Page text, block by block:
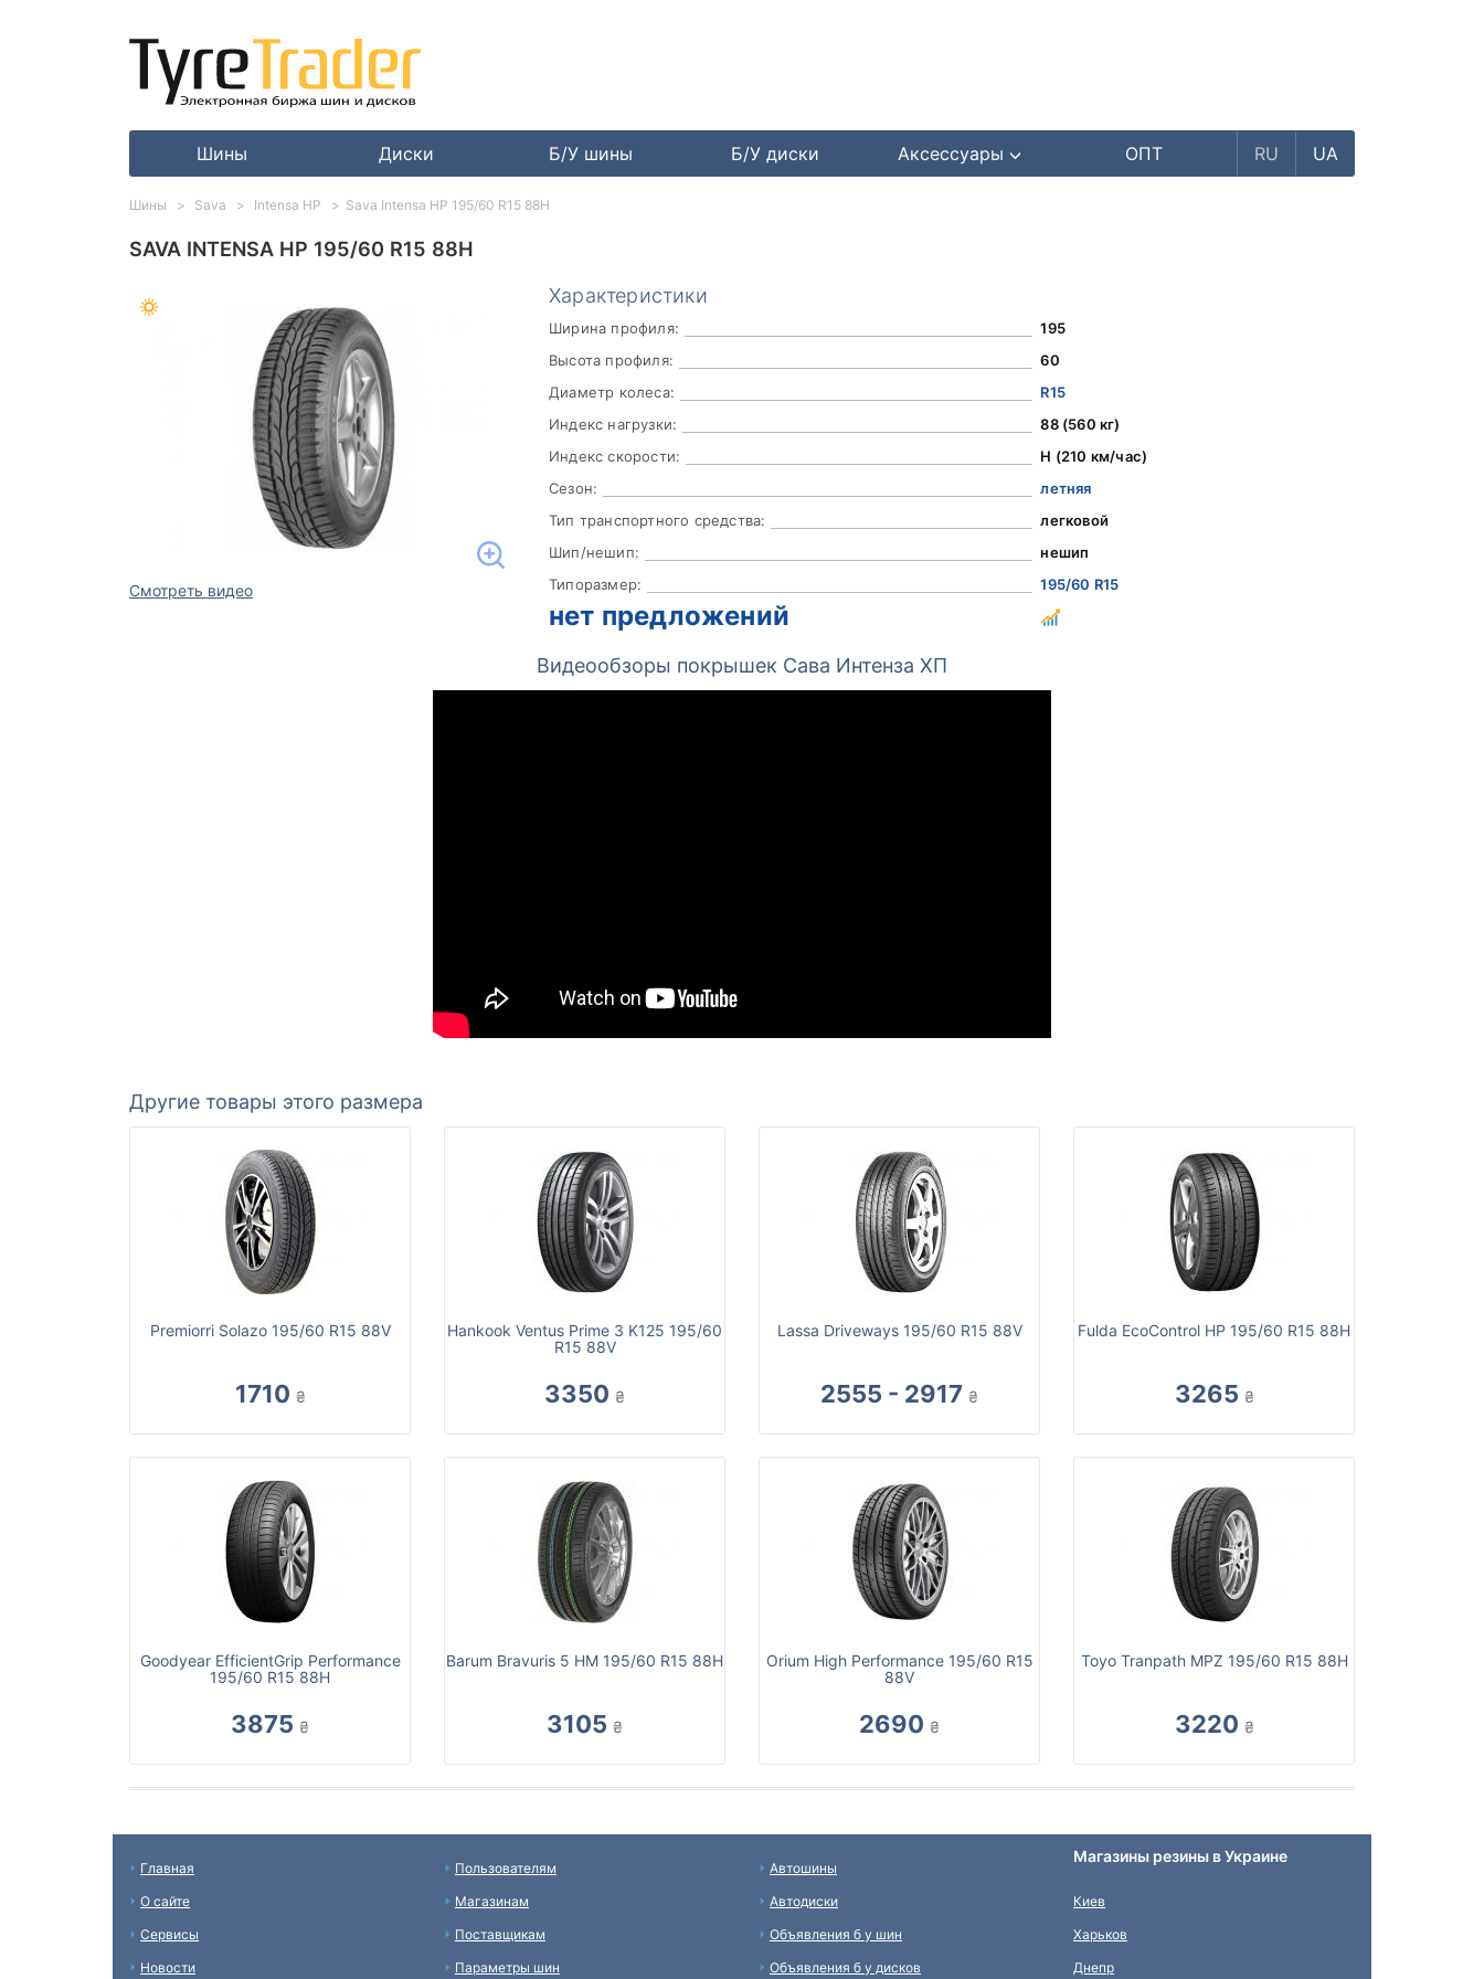
Шины Диски Б/У шины Б/У диски Аксессуары ОПТ RU UA
SAVA INTENSA HP 195/60 R15 88H
Смотреть видео
Характеристики
Ширина профиля:
195
Высота профиля:
60
Диаметр колеса:
R15
Индекс нагрузки:
88 (560 кг)
Индекс скорости:
H (210 км/час)
Сезон:
летняя
Тип транспортного средства:
легковой
Шип/нешип:
нешип
Типоразмер:
195/60 R15
нет предложений
Видеообзоры покрышек Сава Интенза ХП
Другие товары этого размера
Premiorri Solazo 195/60 R15 88V
1710 ₴
Hankook Ventus Prime 3 K125 195/60
R15 88V
3350 ₴
Lassa Driveways 195/60 R15 88V
2555 - 2917 ₴
Fulda EcoControl HP 195/60 R15 88H
3265 ₴
Goodyear EfficientGrip Performance
195/60 R15 88H
3875 ₴
Barum Bravuris 5 HM 195/60 R15 88H
3105 ₴
Orium High Performance 195/60 R15
88V
2690 ₴
Toyo Tranpath MPZ 195/60 R15 88H
3220 ₴
Шины Sava Intensa HP Sava Intensa HP 195/60 R15 88H
Главная
О сайте
Сервисы
Новости
Пользователям
Магазинам
Поставщикам
Параметры шин
Автошины
Автодиски
Объявления б у шин
Объявления б у дисков
Магазины резины в Украине
Киев
Харьков
Днепр